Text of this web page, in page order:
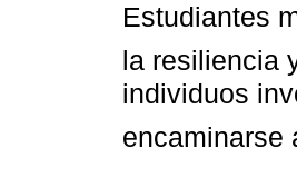
Estudiantes
la resiliencia
individuos
encaminarse